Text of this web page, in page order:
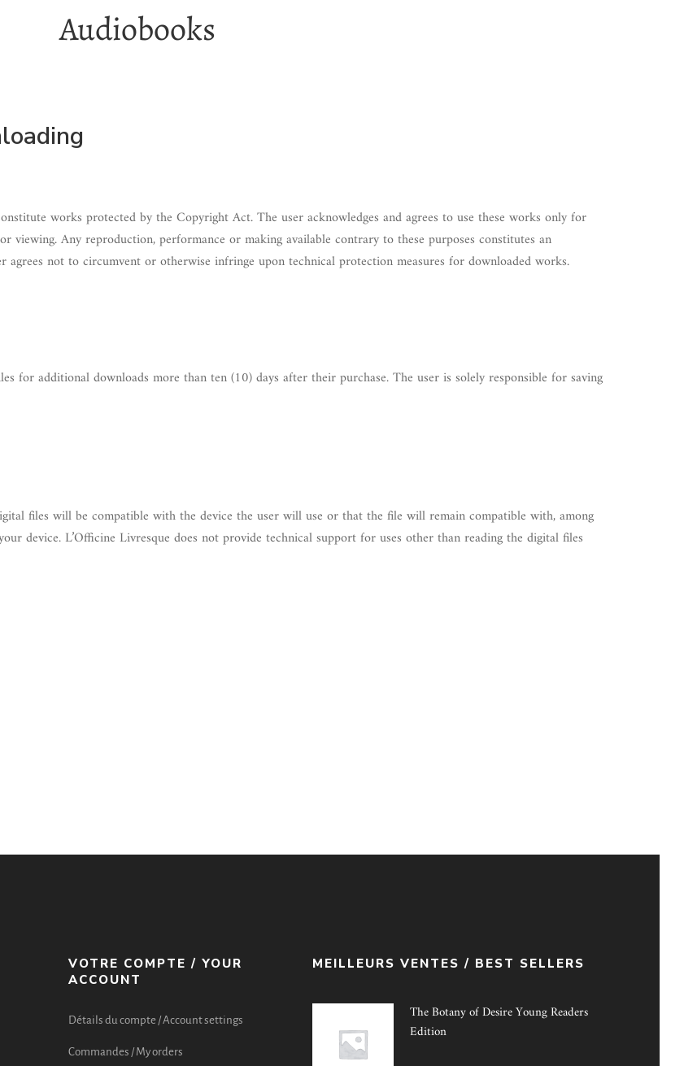
Audiobooks
works protected by the Copyright Act. The user acknowledges and agrees to use these works only for
viewing. Any reproduction, performance or making available contrary to these purposes constitutes an
not to circumvent or otherwise infringe upon technical protection measures for downloaded works.
for additional downloads more than ten (10) days after their purchase. The user is solely responsible for saving
files will be compatible with the device the user will use or that the file will remain compatible with, among
device. L’Officine Livresque does not provide technical support for uses other than reading the digital files
VOTRE COMPTE / YOUR
ACCOUNT
Détails du compte / Account settings
Commandes / My orders
MEILLEURS VENTES / BEST SELLERS
The Botany of Desire Young Readers
Edition